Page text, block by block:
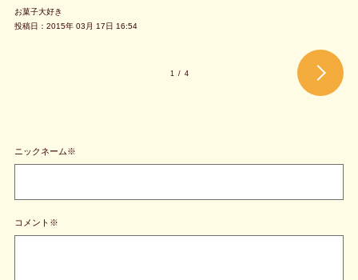
お菓子大好き
投稿日：2015年 03月 17日 16:54
1 / 4
ニックネーム※
コメント※